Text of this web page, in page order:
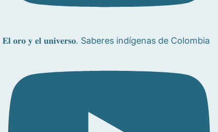
𝐄𝐥 𝐨𝐫𝐨 𝐲 𝐞𝐥 𝐮𝐧𝐢𝐯𝐞𝐫𝐬𝐨. Saberes indígenas de Colombia